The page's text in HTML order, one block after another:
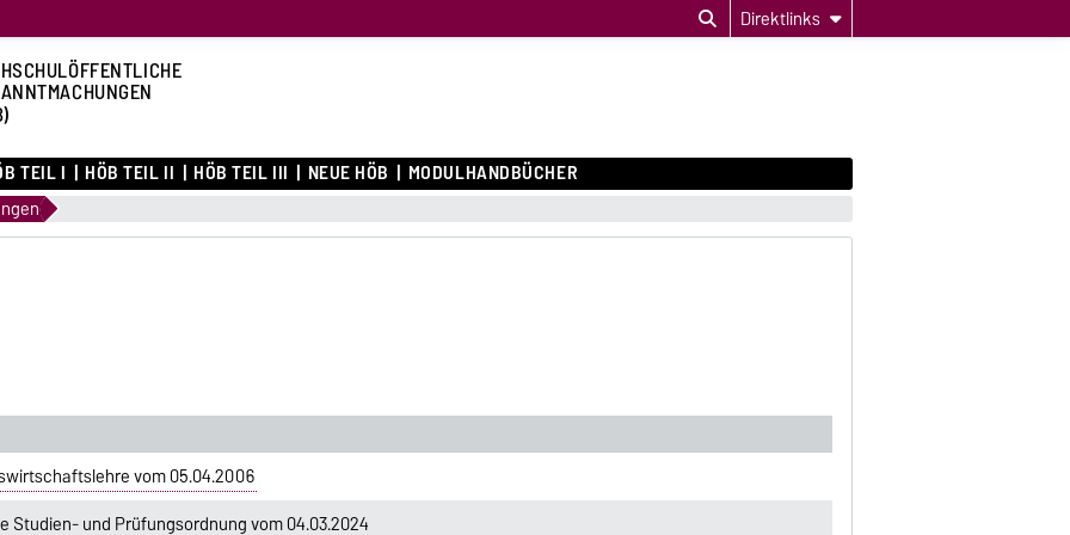
Direktlinks
TEIL I HÖB TEIL II HÖB TEIL III NEUE HÖB MODULHANDBÜCHER
vom 05.04.2006
Studien- und Prüfungsordnung vom 04.03.2024